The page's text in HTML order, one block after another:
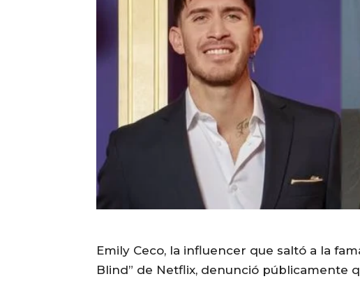
Emily Ceco, la influencer que saltó a la
Blind” de Netflix, denunció públicamente